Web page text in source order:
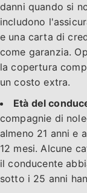
danni quando si
includono
e una carta di
come garanzia.
la copertura
un costo extra.
Età del
compagnie di
almeno 21 anni e
12 mesi. Alcune
il conducente
sotto i 25 anni